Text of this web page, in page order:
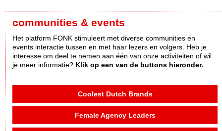
communities & events
Het platform FONK stimuleert met diverse communities en
events interactie tussen en met haar lezers en volgers. Heb je
interesse om deel te nemen aan één van onze activiteiten of wil
je meer informatie? Klik op een van de buttons hieronder.
Coolest Dutch Brands
Female Agency Leaders